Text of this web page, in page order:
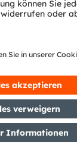
rights reserved.
AI Policy